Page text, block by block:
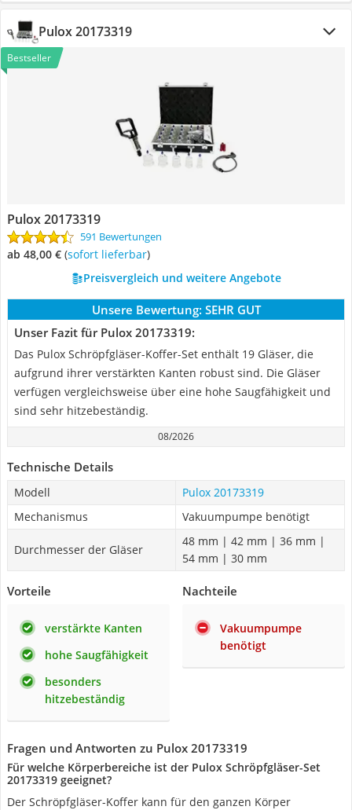
Pulox 20173319
Bestseller
Pulox 20173319
591 Bewertungen
ab 48,00 € ( Sofort lieferbar)
Preisvergleich und weitere Angebote
Unsere Bewertung: SEHR GUT
Unser Fazit für Pulox 20173319:
Das Pulox Schröpfgläser-Koffer-Set enthält 19 Gläser, die
aufgrund ihrer verstärkten Kanten robust sind. Die Gläser
verfügen vergleichsweise über eine hohe Saugfähigkeit und
sind sehr hitzebeständig.
08/2026
Technische Details
Modell
Pulox 20173319
Mechanismus
Vakuumpumpe benötigt
Durchmesser der Gläser
48 mm | 42 mm | 36 mm |
54 mm | 30 mm
Vorteile
verstärkte Kanten
hohe Saugfähigkeit
besonders
hitzebeständig
Nachteile
Vakuumpumpe
benötigt
Fragen und Antworten zu Pulox 20173319
Für welche Körperbereiche ist der Pulox Schröpfgläser-Set
20173319 geeignet?
Der Schröpfgläser-Koffer kann für den ganzen Körper